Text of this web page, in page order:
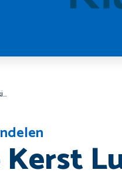
Jaarlijkse Kerst Lunch bij Palkinto! ️